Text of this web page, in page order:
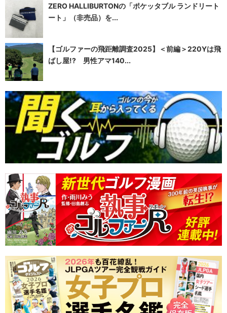
ZERO HALLIBURTONの「ポケッタブル ランドリート
ート」（非売品）を...
【ゴルファーの飛距離調査2025】＜前編＞220Yは飛
ばし屋!? 男性アマ140...